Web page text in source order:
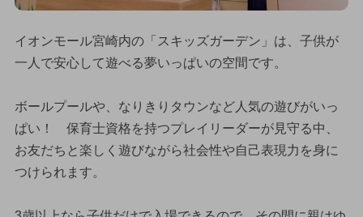
イオンモール宮崎内の「スキッズガーデン」は、子供が
一人で安心して遊べる夢いっぱいの空間です。
ボールプールや、なりきりタウンなど人気の遊びがいっ
ぱい！ 保育士資格を持つプレイリーダーが見守る中、
お友だちと楽しく遊びながら社会性や自己表現力を身に
つけられます。